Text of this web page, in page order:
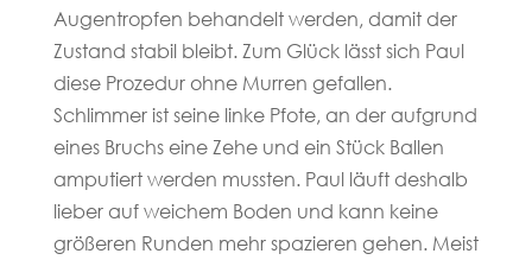
Augentropfen behandelt werden, damit der
Zustand stabil bleibt. Zum Glück lässt sich Paul
diese Prozedur ohne Murren gefallen.
Schlimmer ist seine linke Pfote, an der aufgrund
eines Bruchs eine Zehe und ein Stück Ballen
amputiert werden mussten. Paul läuft deshalb
lieber auf weichem Boden und kann keine
größeren Runden mehr spazieren gehen. Meist